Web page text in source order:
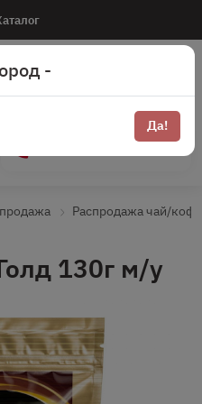
Распродажа чай/кофе
130г м/у
-
Да!